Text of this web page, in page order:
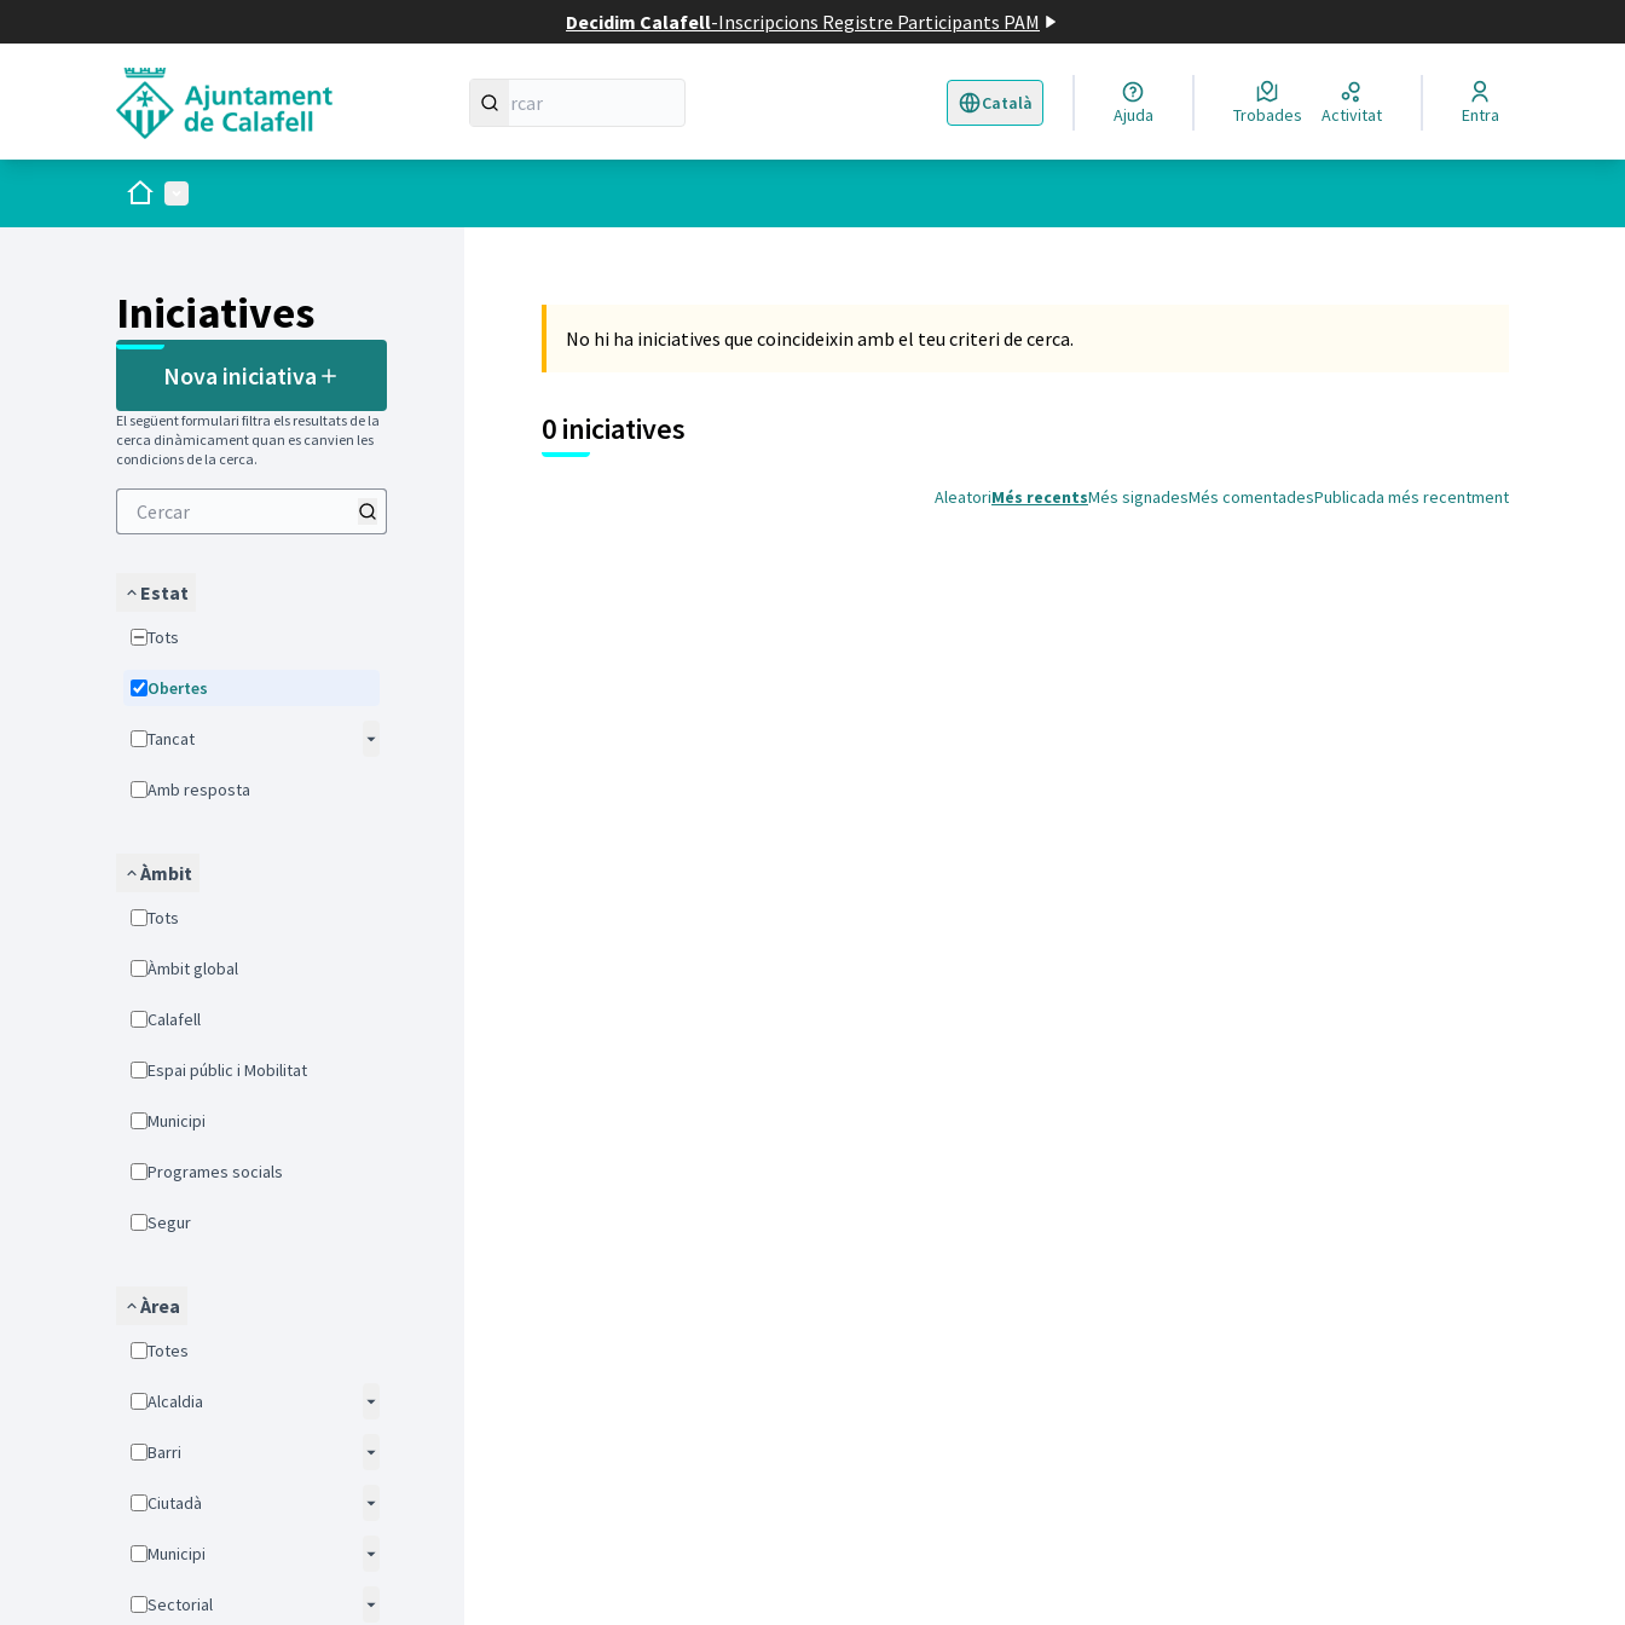
Decidim Calafell-Inscripcions Registre Participants PAM
Català
Triar la llengua Elegir el idioma
Ajuda Trobades Activitat Entra
Inici Menú principal
Iniciatives
Nova iniciativa
El següent formulari filtra els resultats de la
cerca dinàmicament quan es canvien les
condicions de la cerca.
Estat
Tots
Obertes
Tancat
Amb resposta
Àmbit
Tots
Àmbit global
Calafell
Espai públic i Mobilitat
Municipi
Programes socials
Segur
Àrea
Totes
Alcaldia
Barri
Ciutadà
Municipi
Sectorial
No hi ha iniciatives que coincideixin amb el teu criteri de cerca.
0 iniciatives
AleatoriMés recentsMés signadesMés comentadesPublicada més recentment